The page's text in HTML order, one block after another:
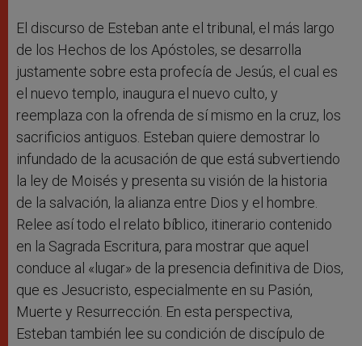
El discurso de Esteban ante el tribunal, el más largo
de los Hechos de los Apóstoles, se desarrolla
justamente sobre esta profecía de Jesús, el cual es
el nuevo templo, inaugura el nuevo culto, y
reemplaza con la ofrenda de sí mismo en la cruz, los
sacrificios antiguos. Esteban quiere demostrar lo
infundado de la acusación de que está subvertiendo
la ley de Moisés y presenta su visión de la historia
de la salvación, la alianza entre Dios y el hombre.
Relee así todo el relato bíblico, itinerario contenido
en la Sagrada Escritura, para mostrar que aquel
conduce al «lugar» de la presencia definitiva de Dios,
que es Jesucristo, especialmente en su Pasión,
Muerte y Resurrección. En esta perspectiva,
Esteban también lee su condición de discípulo de